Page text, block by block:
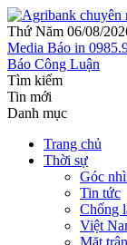
Thứ Năm 06/08/
Media Báo in
Báo Công Luận
Tìm kiếm
Tin mới
Danh mục
Trang chủ
Thời sự
Góc
Tin tức
Chống
Việt
Mặt trận